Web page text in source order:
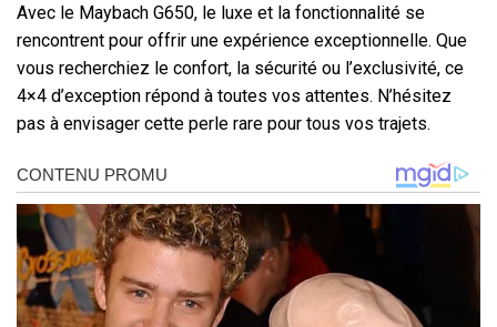
Avec le Maybach G650, le luxe et la fonctionnalité se
rencontrent pour offrir une expérience exceptionnelle. Que
vous recherchiez le confort, la sécurité ou l’exclusivité, ce
4×4 d’exception répond à toutes vos attentes. N’hésitez
pas à envisager cette perle rare pour tous vos trajets.